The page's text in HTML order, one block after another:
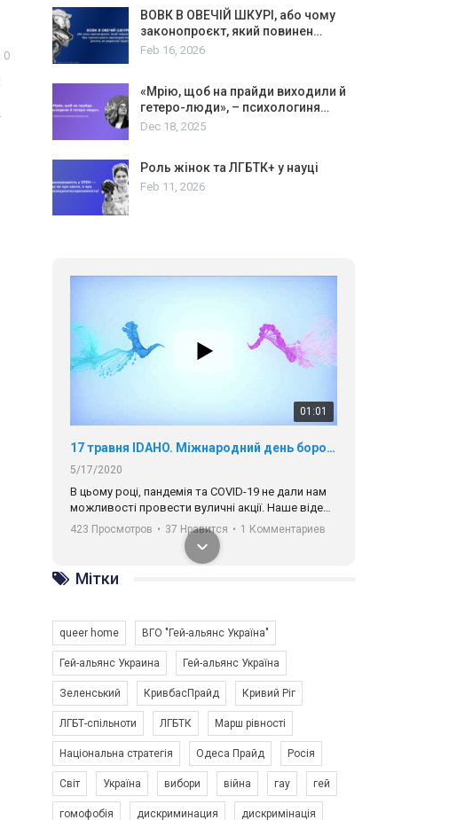
0
ВОВК В ОВЕЧІЙ ШКУРІ, або чому
законопроєкт, який повинен…
Feb 16, 2026
«Мрію, щоб на прайди виходили й
гетеро-люди», – психологиня…
Dec 18, 2025
Роль жінок та ЛГБТК+ у науці
Feb 11, 2026
01:01
17 травня IDAHO. Міжнародний день боротьби з гомофобією трансфобією і біфобія.
5/17/2020
В цьому році, пандемія та COVІD-19 не дали нам
можливості провести вуличні акції. Наше відео-
звернення про те, що навіть коли ми у різних
містах та не можемо зустрінеться, ми разом. Ми
закликаємо всіх хто поділяє цінності рівності та
солідарності, приєднатися до нас. Регіональні
підрозділи ГАУ є в 16 областях України.
423 Просмотров • 37 Нравится • 1 Комментариев
6/30/2017
Емоційний та вражаючий промо-ролік на
конкурс PACT, який представляє програму "Гей-
Мітки
queer home ВГО "Гей-альянс Україна"
Гей-альянс Украина Гей-альянс Україна
Зеленський КривбасПрайд Кривий Ріг
ЛГБТ-спільноти ЛГБТК Марш рівності
Національна стратегія Одеса Прайд Росія
Світ Україна вибори війна гау гей
гомофобія дискриминация дискримінація